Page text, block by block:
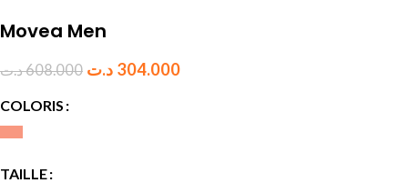
Movea Men
608.000د.ت 304.000 د.ت
COLORIS
TAILLE